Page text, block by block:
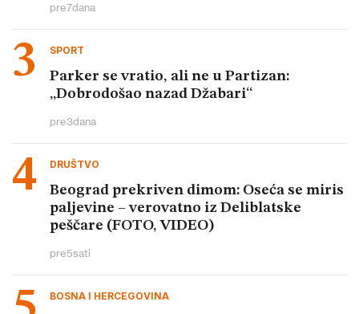
pre7dana
SPORT
Parker se vratio, ali ne u Partizan:
„Dobrodošao nazad Džabari“
pre3dana
DRUŠTVO
Beograd prekriven dimom: Oseća se miris
paljevine – verovatno iz Deliblatske
peščare (FOTO, VIDEO)
pre5sati
BOSNA I HERCEGOVINA